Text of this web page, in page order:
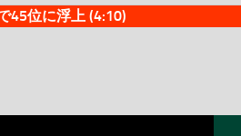
45位に浮上 (4:10)